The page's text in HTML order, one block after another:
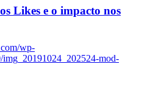
Likes e o impacto nos
wp-
img_20191024_202524-mod-